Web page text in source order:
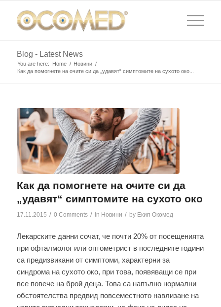
Blog - Latest News
You are here: Home / Новини /
Как да помогнете на очите си да „удавят“ симптомите на сухото око...
Как да помогнете на очите си да
„удавят“ симптомите на сухото око
17.11.2015 / 0 Comments / in Новини / by Екип Окомед
Лекарските данни сочат, че почти 20% от посещенията
при офталмолог или оптометрист в последните години
са предизвикани от симптоми, характерни за
синдрома на сухото око, при това, появяващи се при
все повече на брой деца. Това са напълно нормални
обстоятелства предвид повсеместното навлизане на